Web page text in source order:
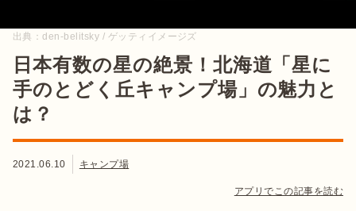
出典：den-belitsky / ゲッティイメージズ
日本有数の星の絶景！北海道「星に
手のとどく丘キャンプ場」の魅力と
は？
2021.06.10 キャンプ場
アプリでこの記事を読む